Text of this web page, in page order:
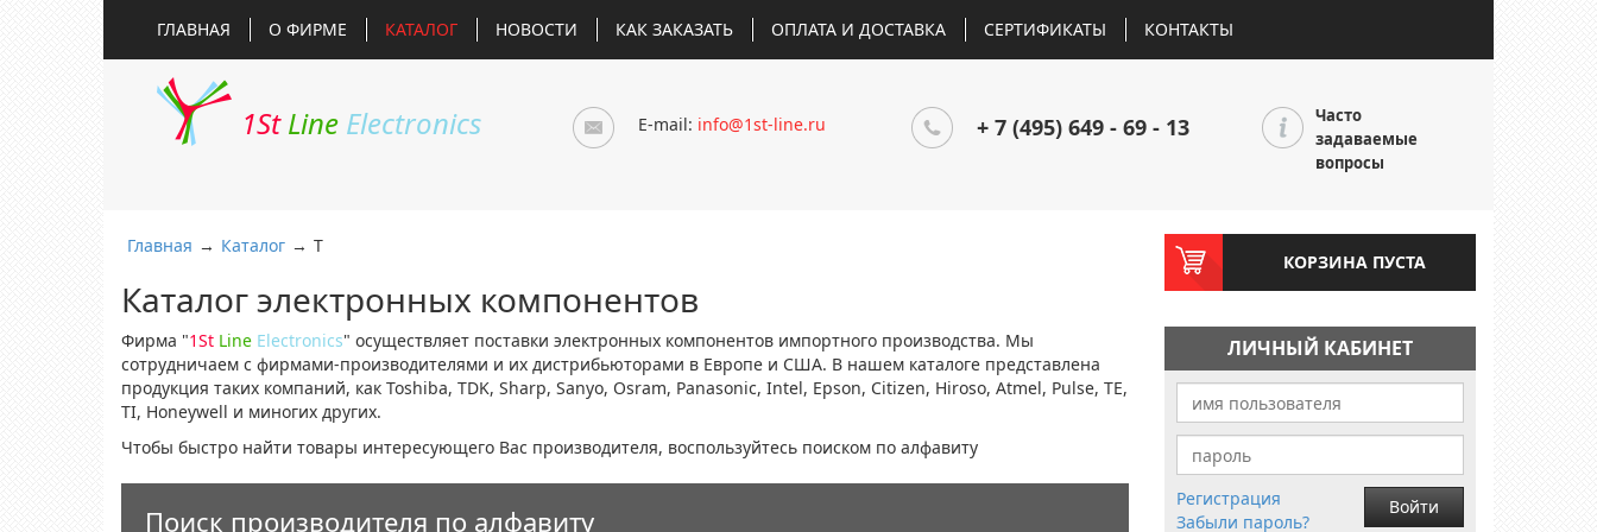
ГЛАВНАЯ О ФИРМЕ КАТАЛОГ НОВОСТИ КАК ЗАКАЗАТЬ ОПЛАТА И ДОСТАВКА СЕРТИФИКАТЫ КОНТАКТЫ
1St Line Electronics E-mail: info@1st-line.ru + 7 (495) 649 - 69 - 13
Часто
задаваемые
вопросы
Главная → Каталог → T
Каталог электронных компонентов
Фирма "1St Line Electronics" осуществляет поставки электронных компонентов импортного производства. Мы
сотрудничаем с фирмами-производителями и их дистрибьюторами в Европе и США. В нашем каталоге представлена
продукция таких компаний, как Toshiba, TDK, Sharp, Sanyo, Osram, Panasonic, Intel, Epson, Citizen, Hiroso, Atmel, Pulse, TE,
TI, Honeywell и миногих других.
Чтобы быстро найти товары интересующего Вас производителя, воспользуйтесь поиском по алфавиту
Поиск производителя по алфавиту
КОРЗИНА ПУСТА
ЛИЧНЫЙ КАБИНЕТ
Регистрация
Забыли пароль?
Войти